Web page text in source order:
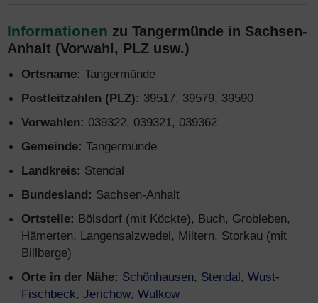
Informationen zu Tangermünde in Sachsen-
Anhalt (Vorwahl, PLZ usw.)
Ortsname: Tangermünde
Postleitzahlen (PLZ): 39517, 39579, 39590
Vorwahlen: 039322, 039321, 039362
Gemeinde: Tangermünde
Landkreis: Stendal
Bundesland: Sachsen-Anhalt
Ortsteile: Bölsdorf (mit Köckte), Buch, Grobleben,
Hämerten, Langensalzwedel, Miltern, Storkau (mit
Billberge)
Orte in der Nähe: Schönhausen, Stendal, Wust-
Fischbeck, Jerichow, Wulkow